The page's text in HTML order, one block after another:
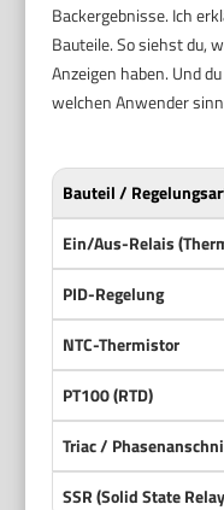
Backergebnisse. Ich
Bauteile. So siehst du,
Anzeigen haben. Und
welchen Anwender
Bauteil /
Ein/Aus-Relais
PID-Regelung
NTC-Thermistor
PT100 (RTD)
Triac /
SSR (Solid State